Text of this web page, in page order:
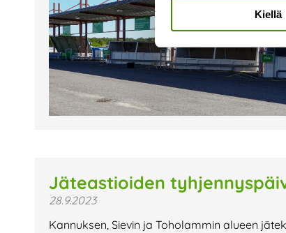
Kiellä
Jäteastioiden
28.9.2023
Kannuksen, Sievin ja Toholammin alueen